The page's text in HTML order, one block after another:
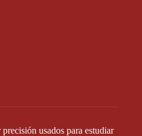
usados para estudiar